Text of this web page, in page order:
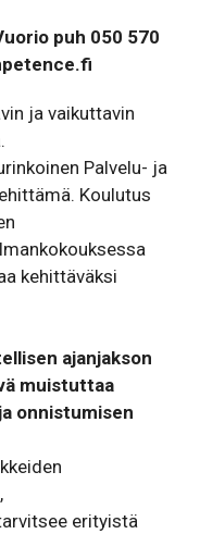
puh 050 570
ja vaikuttavin
Palvelu- ja
Koulutus
kehittäväksi
ajanjakson
muistuttaa
onnistumisen
erityistä